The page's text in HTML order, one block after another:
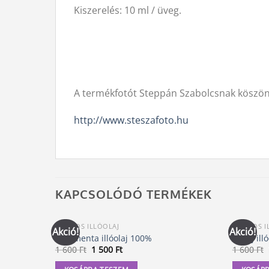
Kiszerelés: 10 ml / üveg.
A termékfotót Steppán Szabolcsnak
http://www.steszafoto.hu
KAPCSOLÓDÓ TERMÉKEK
Akció!
100%-OS ILLÓOLAJ
Borsmenta illóolaj 100%
1 600Ft Original
was:
1 500 FtCurrent
is:
Akció!
100%-OS
Fahéj
1 600Ft